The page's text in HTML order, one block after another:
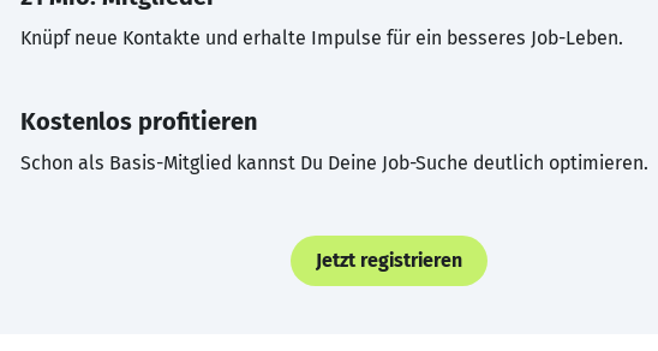
Knüpf neue Kontakte und erhalte Impulse für ein besseres Job-Leben.
Kostenlos profitieren
Schon als Basis-Mitglied kannst Du Deine Job-Suche deutlich optimieren.
Jetzt registrieren